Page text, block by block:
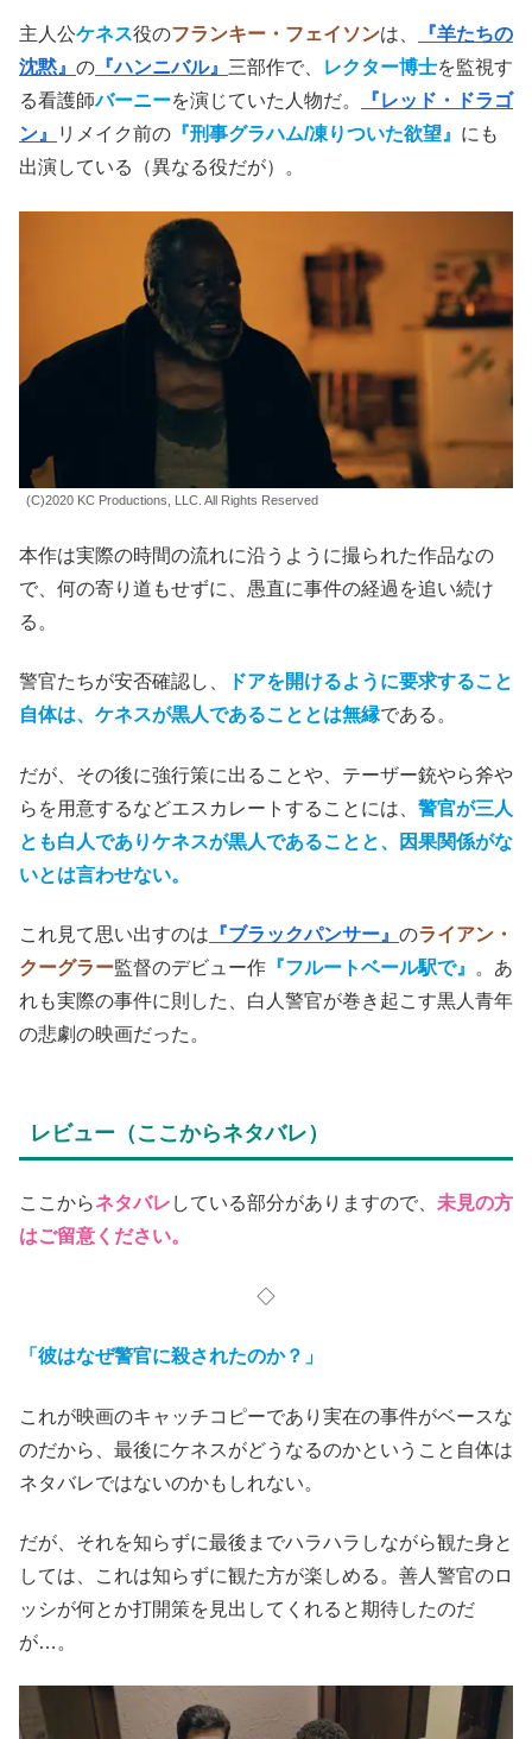
主人公ケネス役のフランキー・フェイソンは、
『羊たちの
沈黙』 の 『ハンニバル』 三部作で、 レクター博士を監視す
る看護師バーニーを演じていた人物だ。
『レッド・ドラゴ
ン』
リメイク前の 『刑事グラハム/凍りついた欲望』 にも
出演している（異なる役だが）。
(C)2020 KC Productions, LLC. All Rights Reserved
本作は実際の時間の流れに沿うように撮られた作品なの
で、何の寄り道もせずに、愚直に事件の経過を追い続け
る。
警官たちが安否確認し、
ドアを開けるように要求すること
自体は、ケネスが黒人であることとは無縁である。
だが、その後に強行策に出ることや、テーザー銃やら斧や
らを用意するなどエスカレートすることには、 警官が三人
とも白人でありケネスが黒人であることと、因果関係がな
いとは言わせない。
これ見て思い出すのは 『ブラックパンサー』 のライアン・
クーグラー監督のデビュー作 『フルートベール駅で』
。あ
れも実際の事件に則した、白人警官が巻き起こす黒人青年
の悲劇の映画だった。
レビュー（ここからネタバレ）
ここからネタバレ している部分がありますので、 未見の方
はご留意ください。
◇
「彼はなぜ警官に殺されたのか？」
これが映画のキャッチコピーであり実在の事件がベースな
のだから、最後にケネスがどうなるのかということ自体は
ネタバレではないのかもしれない。
だが、それを知らずに最後までハラハラしながら観た身と
しては、これは知らずに観た方が楽しめる。善人警官のロ
ッシが何とか打開策を見出してくれると期待したのだ
が…。